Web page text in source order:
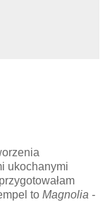
ukochanymi
to Magnolia -